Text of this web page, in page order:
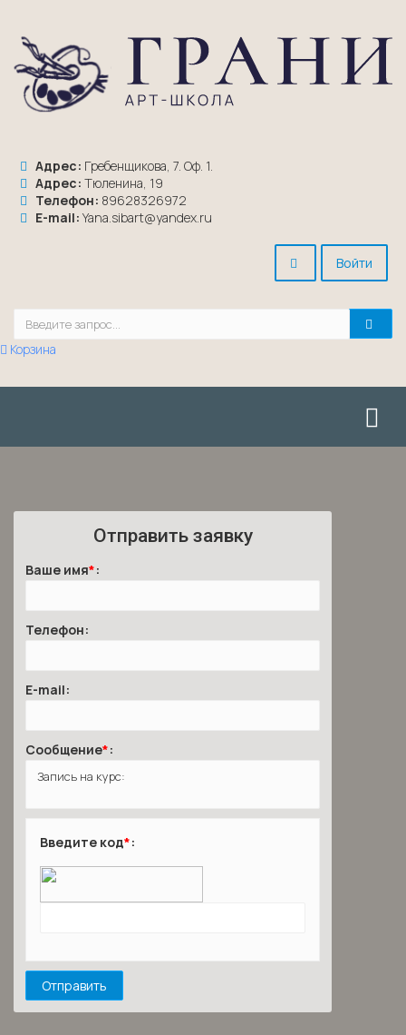
Адрес: Гребенщикова, 7. Оф. 1.
Адрес: Тюленина, 19
Телефон: 89628326972
E-mail: Yana.sibart@yandex.ru
Войти
Корзина
Отправить заявку
Ваше имя*:
Телефон:
E-mail:
Сообщение*:
Введите код*: